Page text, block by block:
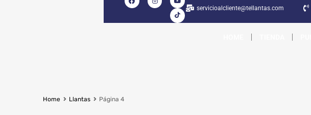
servicioalcliente@tellantas.com
Home Llantas Página 4